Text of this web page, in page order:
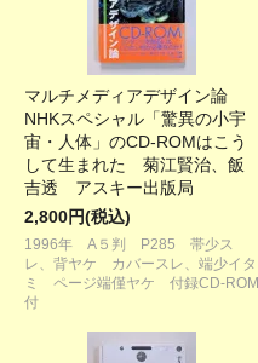
マルチメディアデザイン論
NHKスペシャル「驚異の小宇
宙・人体」のCD-ROMはこう
して生まれた 菊江賢治、飯
吉透 アスキー出版局
2,800円(税込)
1996年 A５判 P285 帯少ス
レ、背ヤケ カバースレ、端少イタ
ミ ページ端僅ヤケ 付録CD-ROM
付